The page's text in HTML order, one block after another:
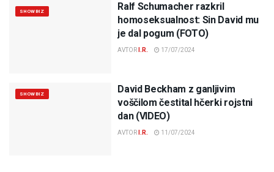
SHOWBIZ
Ralf Schumacher razkril
homoseksualnost: Sin David mu
je dal pogum (FOTO)
AVTOR I.R. 17/07/2024
SHOWBIZ
David Beckham z ganljivim
voščilom čestital hčerki rojstni
dan (VIDEO)
AVTOR I.R. 11/07/2024